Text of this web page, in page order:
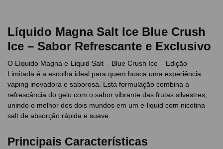
Líquido Magna Salt Ice Blue Crush
Ice – Sabor Refrescante e Exclusivo
O Líquido Magna e-Liquid Salt – Blue Crush Ice – Edição
Limitada é a escolha ideal para quem busca uma experiência
vaping inovadora e saborosa. Esta formulação combina a
refrescância do gelo com o sabor vibrante das frutas silvestres,
unindo o melhor dos dois mundos em um e-liquid com nicotina
salt de absorção rápida e suave.
Principais Características